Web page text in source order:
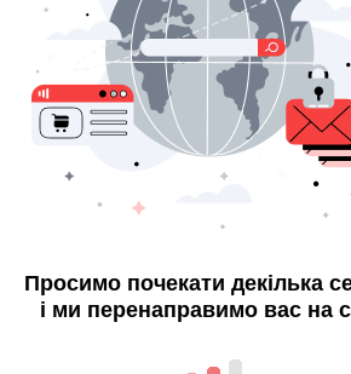
Просимо почекати декілька
і ми перенаправимо вас на